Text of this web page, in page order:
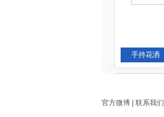
手持花洒
官方微博| 联系我们